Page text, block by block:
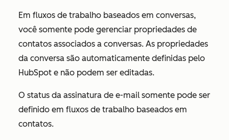
Em fluxos de trabalho baseados em conversas,
você somente pode gerenciar propriedades de
contatos associados a conversas. As propriedades
da conversa são automaticamente definidas pelo
HubSpot e não podem ser editadas.
O status da assinatura de e-mail somente pode ser
definido em fluxos de trabalho baseados em
contatos.